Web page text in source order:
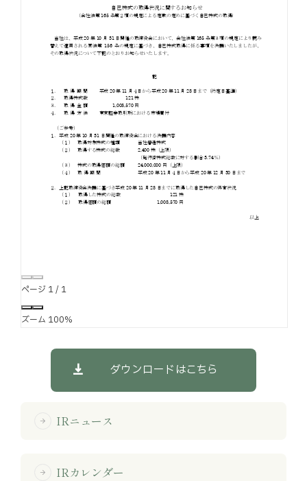
お役立ちコラム
採用情報
お問い合わせ
免責事項サイトマップ勧誘方針IRポリシー
ページ 1/ 1
ズーム 100%
ダウンロードはこちら
arrow_forward IRニュース
arrow_forward IRカレンダー